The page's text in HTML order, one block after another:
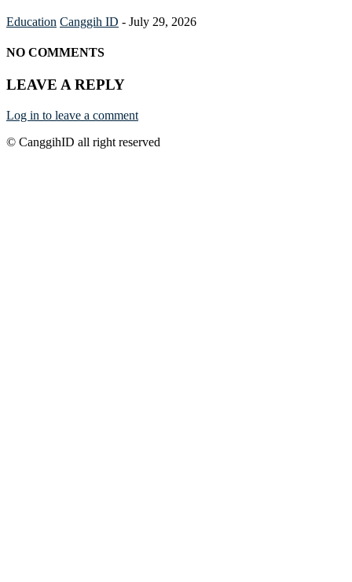
Education Canggih ID - July 29, 2026
NO COMMENTS
LEAVE A REPLY
Log in to leave a comment
© CanggihID all right reserved